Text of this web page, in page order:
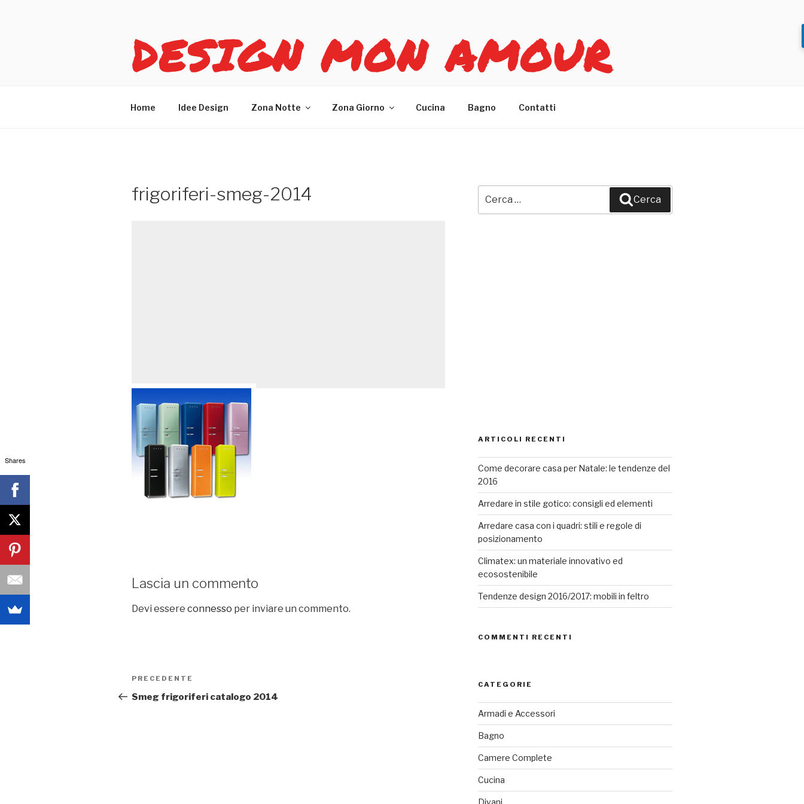
DESIGN MON AMOUR
Home Idee Design Zona Notte Zona Giorno Cucina Bagno Contatti
frigoriferi-smeg-2014
Lascia un commento
Devi essere connesso per inviare un commento.
Navigazione
articoli
Articolo
precedente:
PRECEDENTE
Smeg frigoriferi catalogo 2014
Cerca
ARTICOLI RECENTI
Come decorare casa per Natale: le tendenze del
2016
Arredare in stile gotico: consigli ed elementi
Arredare casa con i quadri: stili e regole di
posizionamento
Climatex: un materiale innovativo ed
ecosostenibile
Tendenze design 2016/2017: mobili in feltro
COMMENTI RECENTI
CATEGORIE
Armadi e Accessori
Bagno
Camere Complete
Cucina
Shares